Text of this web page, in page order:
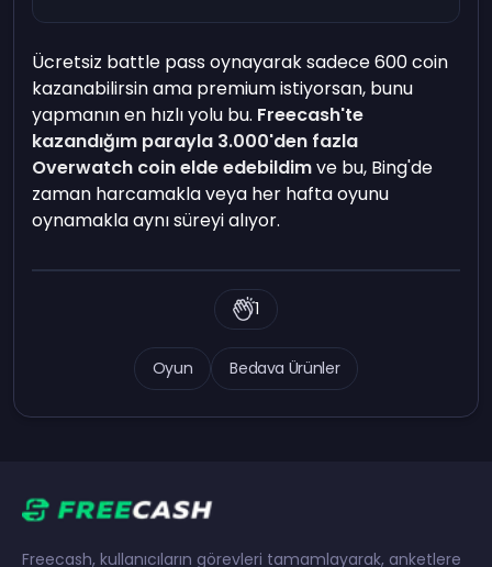
Ücretsiz battle pass oynayarak sadece 600 coin
kazanabilirsin ama premium istiyorsan, bunu
yapmanın en hızlı yolu bu. Freecash'te
kazandığım parayla 3.000'den fazla
Overwatch coin elde edebildimve bu, Bing'de
zaman harcamakla veya her hafta oyunu
oynamakla aynı süreyi alıyor.
Oyun Bedava Ürünler
1
Freecash, kullanıcıların görevleri tamamlayarak, anketlere